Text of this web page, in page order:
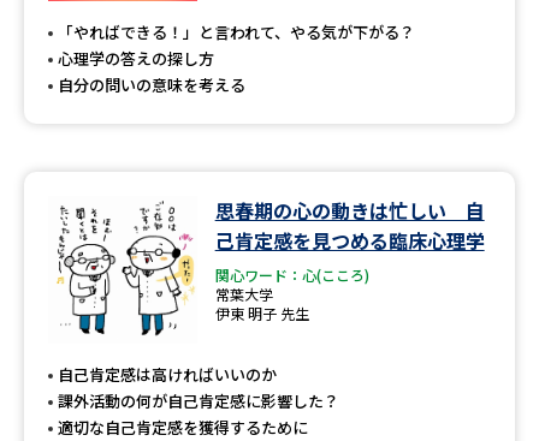
ユーザーサポート
Ｑ＆Ａ よくあるご質問
テレメール
お支払いサイト
個人情報取扱規定
特定商取引表記
テレメール進学カタログ
「やればできる！」と言われて、やる気が下がる？
心理学の答えの探し方
自分の問いの意味を考える
思春期の心の動きは忙しい 自
己肯定感を見つめる臨床心理学
関心ワード：心(こころ)
常葉大学
伊東 明子 先生
自己肯定感は高ければいいのか
課外活動の何が自己肯定感に影響した？
適切な自己肯定感を獲得するために